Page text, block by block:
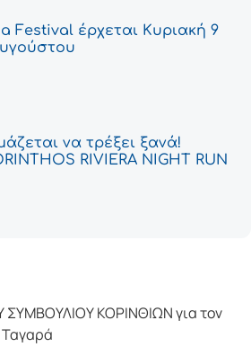
Festival έρχεται Κυριακή 9
να τρέξει ξανά!
RIVIERA NIGHT RUN
ΚΟΡΙΝΘΙΩΝ για τον
Ταγαρά